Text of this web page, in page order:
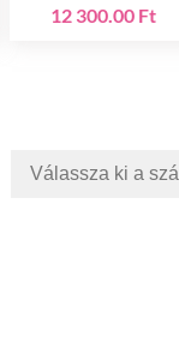
12 300.00 Ft